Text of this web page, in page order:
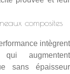
composites
intègrent
augmentent
sans épaisseur